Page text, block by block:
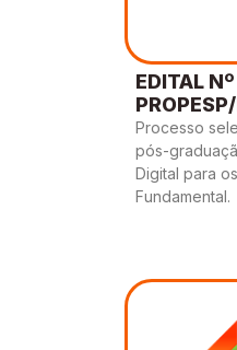
EDITAL
Processo
pós-
Digital para
Fundamental.